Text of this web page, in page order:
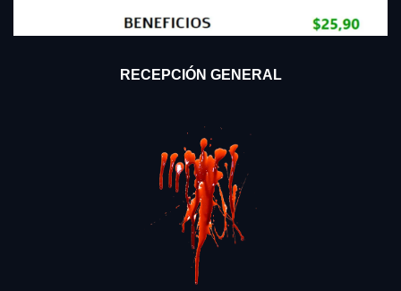
RECEPCIÓN GENERAL